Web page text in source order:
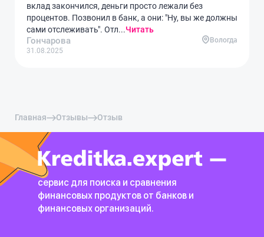
вклад закончился, деньги просто лежали без
процентов. Позвонил в банк, а они: "Ну, вы же должны
сами отслеживать". Отл...Читать
Гончарова
31.08.2025
Вологда
Главная Отзывы Отзыв
сервис для поиска и сравнения
финансовых продуктов от банков и
финансовых организаций.